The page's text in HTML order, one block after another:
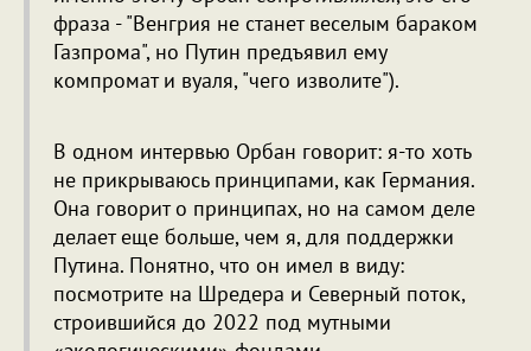
фраза - "Венгрия не станет веселым бараком
Газпрома", но Путин предъявил ему
компромат и вуаля, "чего изволите").
В одном интервью Орбан говорит: я-то хоть
не прикрываюсь принципами, как Германия.
Она говорит о принципах, но на самом деле
делает еще больше, чем я, для поддержки
Путина. Понятно, что он имел в виду:
посмотрите на Шредера и Северный поток,
строившийся до 2022 под мутными